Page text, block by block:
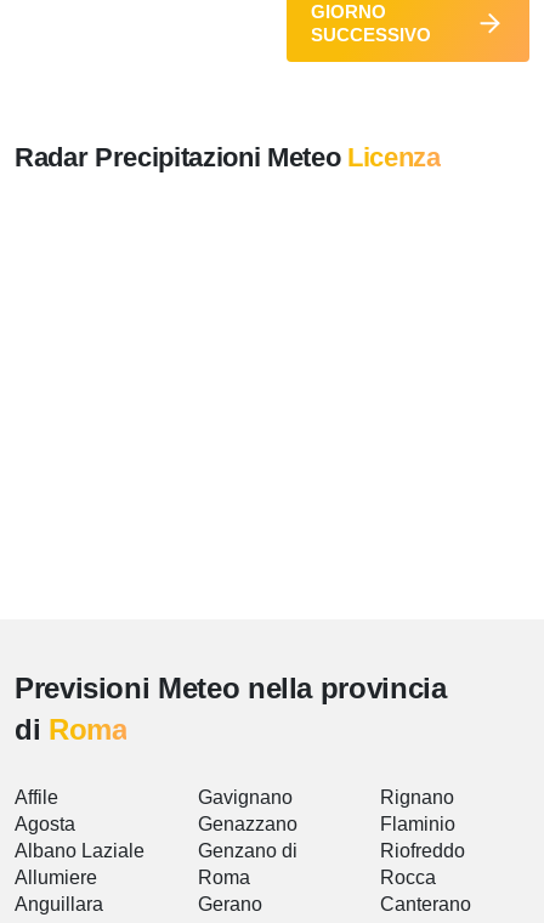
GIORNO
SUCCESSIVO
Radar Precipitazioni Meteo Licenza
Previsioni Meteo nella provincia
di Roma
Affile
Agosta
Albano Laziale
Allumiere
Anguillara
Gavignano
Genazzano
Genzano di
Roma
Gerano
Rignano
Flaminio
Riofreddo
Rocca
Canterano